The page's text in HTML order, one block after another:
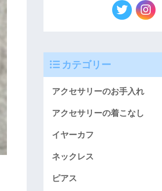
カテゴリー
アクセサリーのお手入れ
アクセサリーの着こなし
イヤーカフ
ネックレス
ピアス